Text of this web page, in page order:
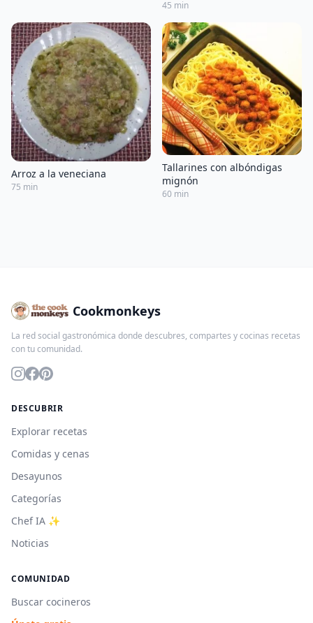
45 min
Arroz a la veneciana
75 min
Tallarines con albóndigas
mignón
60 min
Cookmonkeys
La red social gastronómica donde descubres, compartes y cocinas recetas
con tu comunidad.
DESCUBRIR
Explorar recetas
Comidas y cenas
Desayunos
Categorías
Chef IA ✨
Noticias
COMUNIDAD
Buscar cocineros